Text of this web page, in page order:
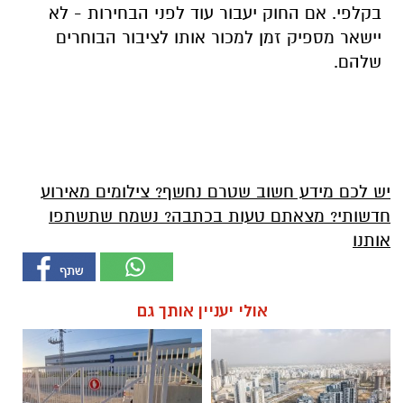
בקלפי. אם החוק יעבור עוד לפני הבחירות - לא
יישאר מספיק זמן למכור אותו לציבור הבוחרים
שלהם.
יש לכם מידע חשוב שטרם נחשף? צילומים מאירוע
חדשותי? מצאתם טעות בכתבה? נשמח שתשתפו
אותנו
אולי יעניין אותך גם